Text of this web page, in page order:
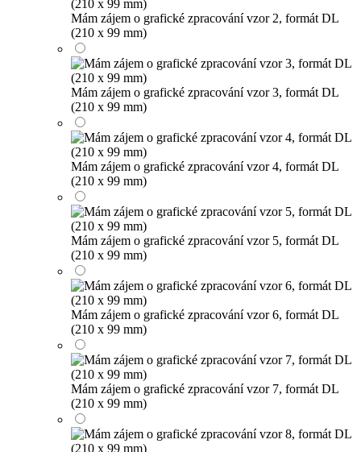
Mám zájem o grafické zpracování vzor 2, formát DL
(210 x 99 mm)
Mám zájem o grafické zpracování vzor 3, formát DL
(210 x 99 mm)
Mám zájem o grafické zpracování vzor 4, formát DL
(210 x 99 mm)
Mám zájem o grafické zpracování vzor 5, formát DL
(210 x 99 mm)
Mám zájem o grafické zpracování vzor 6, formát DL
(210 x 99 mm)
Mám zájem o grafické zpracování vzor 7, formát DL
(210 x 99 mm)